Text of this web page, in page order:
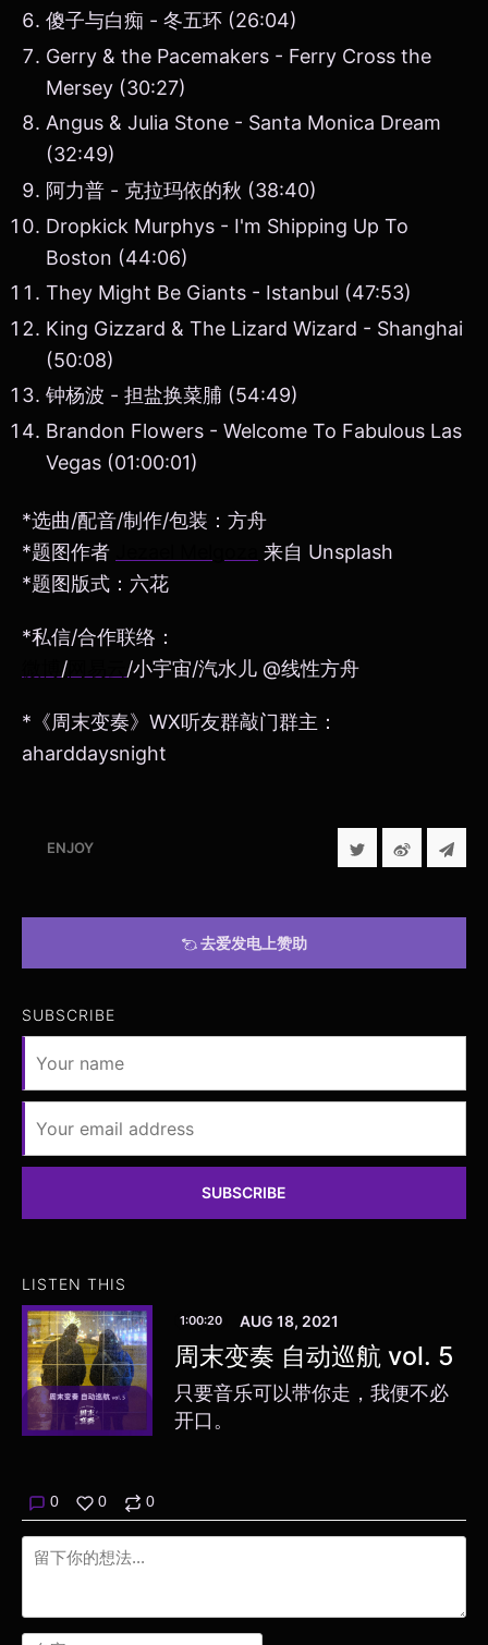
傻子与白痴 - 冬五环 (26:04)
Gerry & the Pacemakers - Ferry Cross the
Mersey (30:27)
Angus & Julia Stone - Santa Monica Dream
(32:49)
阿力普 - 克拉玛依的秋 (38:40)
Dropkick Murphys - I'm Shipping Up To
Boston (44:06)
They Might Be Giants - Istanbul (47:53)
King Gizzard & The Lizard Wizard - Shanghai
(50:08)
钟杨波 - 担盐换菜脯 (54:49)
Brandon Flowers - Welcome To Fabulous Las
Vegas (01:00:01)
*选曲/配音/制作/包装：方舟
*题图作者
来自 Unsplash
*题图版式：六花
*私信/合作联络：
/ /小宇宙/汽水儿 @线性方舟
*《周末变奏》WX听友群敲门群主：
aharddaysnight
ENJOY
去爱发电上赞助
SUBSCRIBE
SUBSCRIBE
LISTEN THIS
1:00:20 AUG 18, 2021
周末变奏 自动巡航 vol. 5
只要音乐可以带你走，我便不必
开口。